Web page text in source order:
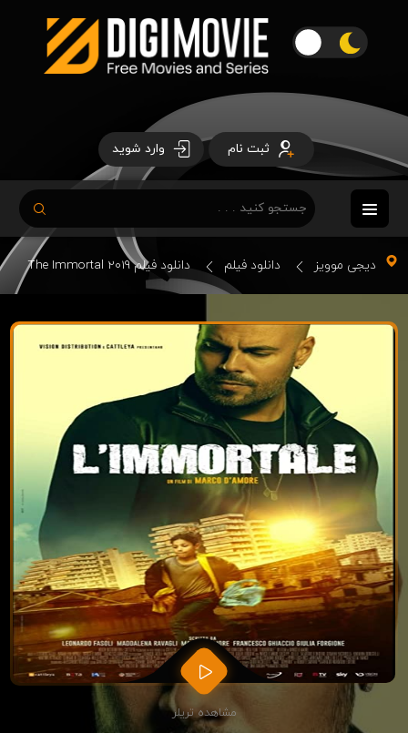
ثبت نام وارد شوید
دیجی موویز دانلود فیلم دانلود فیلم The Immortal 2019
مشاهده تریلر